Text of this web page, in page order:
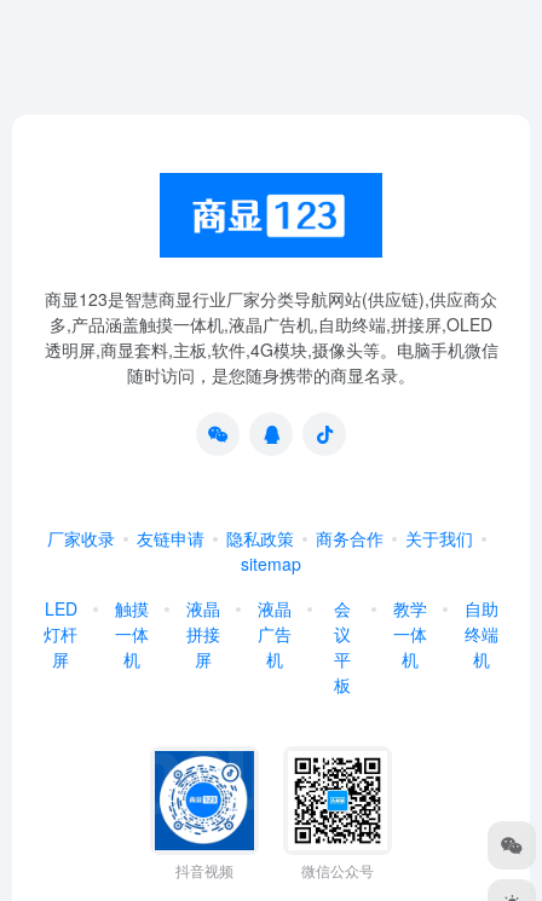
商显123是智慧商显行业厂家分类导航网站(供应链),供应商众
多,产品涵盖触摸一体机,液晶广告机,自助终端,拼接屏,OLED
透明屏,商显套料,主板,软件,4G模块,摄像头等。电脑手机微信
随时访问，是您随身携带的商显名录。
厂家收录 友链申请 隐私政策 商务合作
关于我们
sitemap
LED
灯杆
屏
触摸
一体
机
液晶
拼接
屏
液晶
广告
机
会
议
平
板
教学
一体
机
自助
终端
机
抖音视频 微信公众号